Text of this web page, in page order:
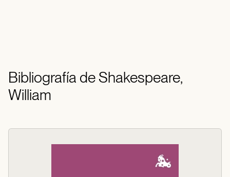
Bibliografía de Shakespeare,
William